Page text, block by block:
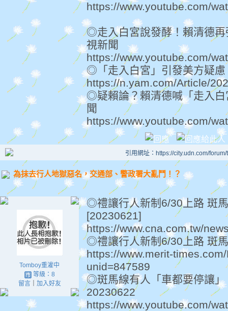
https://www.youtube.com/
◎走入白宮說發酵！賴清德
視新聞
https://www.youtube.com/
◎「走入白宮」引發美方疑慮
https://n.yam.com/Article/
◎疑賴論？賴清德喊「走入
聞
https://www.youtube.com/
引用網址：https://city.udn.com/
為抹去行人地獄惡名，交通部、警政署大亂鬥！？
Tomboy重灌中
等級：8
留言｜ 加入好友
◎禮讓行人新制6/30上路 斑
[20230621]
https://www.cna.com.tw/
◎禮讓行人新制6/30上路 斑
https://www.merit-
unid=847589
◎斑馬線有人「車都要停讓
20230622
https://www.youtube.com/